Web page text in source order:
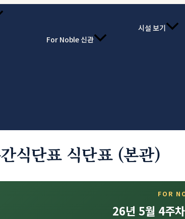
For Noble 신관
시설 보기
식단표 식단표 (본관)
FOR
26년 5월 4주